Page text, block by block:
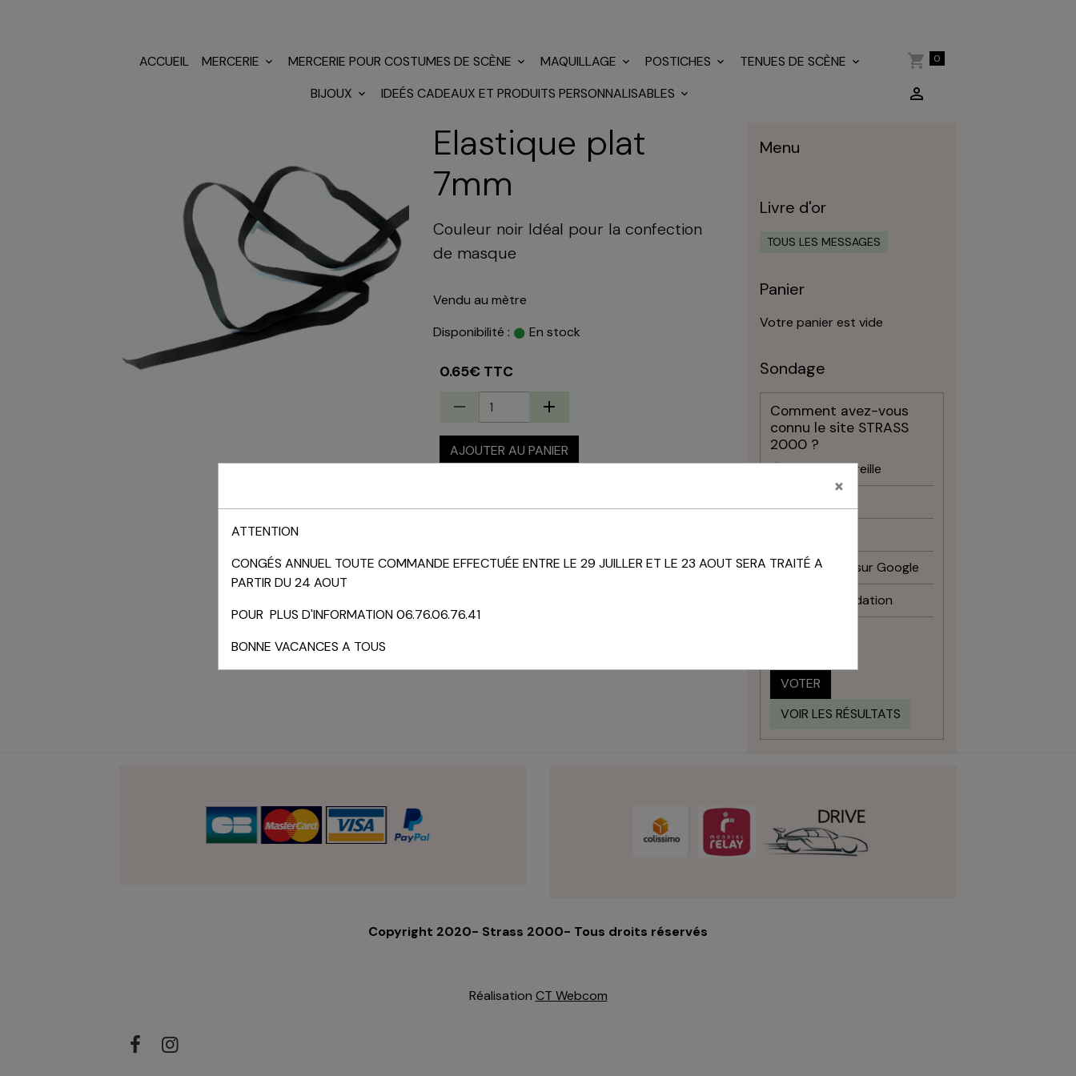
ACCUEIL MERCERIE MERCERIE POUR COSTUMES DE SCÈNE MAQUILLAGE POSTICHES
TENUES DE SCÈNE
BIJOUX
IDEÉS CADEAUX ET PRODUITS PERSONNALISABLES
0
Elastique plat
7mm
Couleur noir Idéal pour la confection
de masque
Vendu au mètre
Disponibilité :
En stock
0.65€ TTC
AJOUTER AU PANIER
Menu
Livre d'or
TOUS LES MESSAGES
Panier
Votre panier est vide
Sondage
Comment avez-vous
connu le site STRASS
2000 ?
Bouche à oreille
Recherche sur Google
Recommandation
VOTER
VOIR LES RÉSULTATS
Copyright 2020- Strass 2000- Tous droits réservés
Réalisation CT Webcom
×
ATTENTION
CONGÉS ANNUEL TOUTE COMMANDE EFFECTUÉE ENTRE LE 29 JUILLER ET LE 23 AOUT SERA TRAITÉ A
PARTIR DU 24 AOUT
POUR PLUS D'INFORMATION 06.76.06.76.41
BONNE VACANCES A TOUS